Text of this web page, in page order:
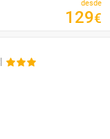
desde
129€